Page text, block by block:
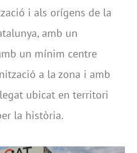
i als orígens de la
amb un
un mínim centre
a la zona i amb
ubicat en territori
la història.